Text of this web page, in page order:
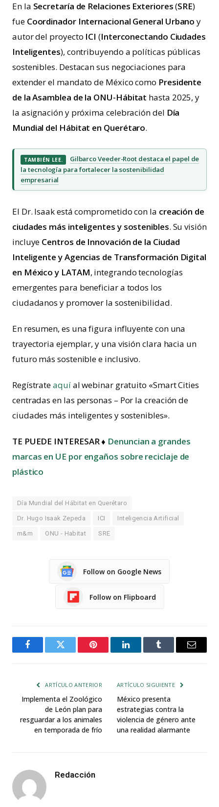
En la Secretaría de Relaciones Exteriores(SRE)
fue Coordinador Internacional General Urbano y
autor del proyecto ICI (Interconectando Ciudades
Inteligentes), contribuyendo a políticas públicas
sostenibles. Destacan sus negociaciones para
extender el mandato de México como Presidente
de la Asamblea de la ONU-Hábitat hasta 2025, y
la asignación y próxima celebración del Día
Mundial del Hábitat en Querétaro.
TAMBIÉN LEE.
Gilbarco Veeder-Root destaca el papel de
la tecnología para fortalecer la sostenibilidad
empresarial
El Dr. Isaak está comprometido con la creación de
ciudades más inteligentes y sostenibles. Su visión
incluye Centros de Innovación de la Ciudad
Inteligente y Agencias de Transformación Digital
en México y LATAM, integrando tecnologías
emergentes para beneficiar a todos los
ciudadanos y promover la sostenibilidad.
En resumen, es una figura influyente con una
trayectoria ejemplar, y una visión clara hacia un
futuro más sostenible e inclusivo.
Regístrateaquíal webinar gratuito «Smart Cities
centradas en las personas – Por la creación de
ciudades más inteligentes y sostenibles».
TE PUEDE INTERESAR ♦ Denuncian a grandes
marcas en UE por engaños sobre reciclaje de
plástico
Día Mundial del Hábitat en Querétaro
Dr. Hugo Isaak Zepeda ICI Inteligencia Artificial
m&m ONU - Habitat SRE
Follow on Google News
Follow on Flipboard
FacebookTwitter Pinterest LinkedInTumblr Email
ARTÍCULO ANTERIOR
Implementa el Zoológico
de León plan para
resguardar a los animales
en temporada de frío
ARTÍCULO SIGUIENTE
México presenta
estrategias contra la
violencia de género ante
una realidad alarmante
Redacción